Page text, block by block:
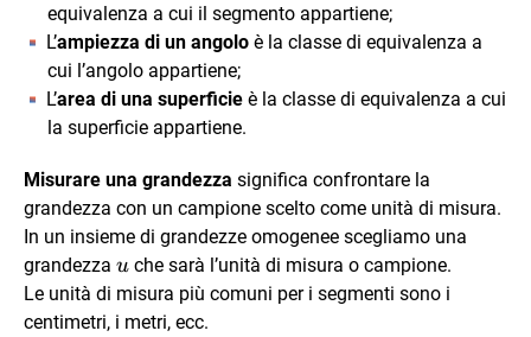
equivalenza a cui il segmento appartiene;
L’ampiezza di un angolo è la classe di equivalenza a
cui l’angolo appartiene;
L’area di una superficie è la classe di equivalenza a cui
la superficie appartiene.
Misurare una grandezza significa confrontare la
grandezza con un campione scelto come unità di misura.
In un insieme di grandezze omogenee scegliamo una
grandezza u
u che sarà l’unità di misura o campione.
Le unità di misura più comuni per i segmenti sono i
centimetri, i metri, ecc.